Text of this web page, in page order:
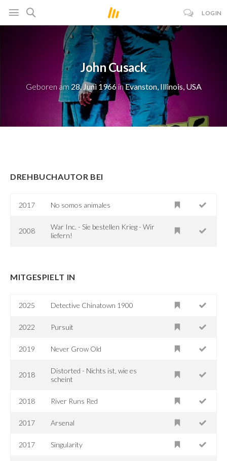
LOGIN
John Cusack
Geboren am 28. Juni 1966inEvanston, Illinois, USA
DREHBUCHAUTOR BEI
2017 No somos animales
2008
War Inc. - Sie bestellen Krieg - Wir
liefern!
MITGESPIELT IN
2025 Detective Chinatown 1900
2022 Pursuit
2019 Never Grow Old
2018
Distorted - Nichts ist, wie es
scheint
2018 River Runs Red
2017 Arsenal
2017 Singularity